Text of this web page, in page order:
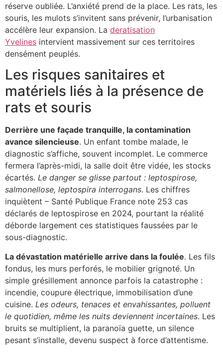
réserve oubliée. L’anxiété prend de la place. Les rats, les
souris, les mulots s’invitent sans prévenir, l’urbanisation
accélère leur expansion. La deratisation
Yvelines intervient massivement sur ces territoires
densément peuplés.
Les risques sanitaires et
matériels liés à la présence de
rats et souris
Derrière une façade tranquille, la contamination
avance silencieuse. Un enfant tombe malade, le
diagnostic s’affiche, souvent incomplet. Le commerce
fermera l’après-midi, la salle doit être vidée, les stocks
écartés. Le danger se glisse partout : leptospirose,
salmonellose, leptospira interrogans. Les chiffres
inquiètent – Santé Publique France note 253 cas
déclarés de leptospirose en 2024, pourtant la réalité
déborde largement ces statistiques faussées par le
sous-diagnostic.
La dévastation matérielle arrive dans la foulée. Les fils
fondus, les murs perforés, le mobilier grignoté. Un
simple grésillement annonce parfois la catastrophe :
incendie, coupure électrique, immobilisation d’une
cuisine. Les odeurs, tenaces et envahissantes, polluent
le quotidien, même les nuits deviennent incertaines. Les
bruits se multiplient, la paranoïa guette, un silence
pesant s’installe, devenu suspect à force d’attentisme.